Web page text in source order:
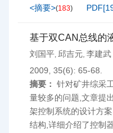
<摘要>(183) PDF[
基于双CAN总线的
刘国平, 邱吉元, 李建武
2009, 35(6): 65-68.
摘要： 针对矿井综采
量较多的问题,文章提
架控制系统的设计方
结构,详细介绍了控制